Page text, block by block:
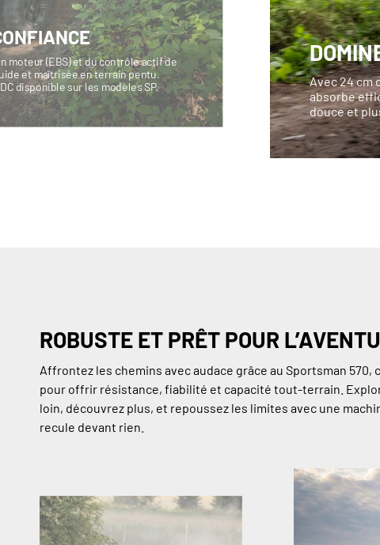
moteur (EBS) et du contrôle actif de
et maîtrisée en terrain pentu.
disponible sur les modèles SP.
Avec 24 cm
absorbe
douce et
ROBUSTE ET PRÊT POUR
Affrontez les chemins avec audace grâce au Sportsman 570,
pour offrir résistance, fiabilité et capacité tout-terrain.
loin, découvrez plus, et repoussez les limites avec une
recule devant rien.